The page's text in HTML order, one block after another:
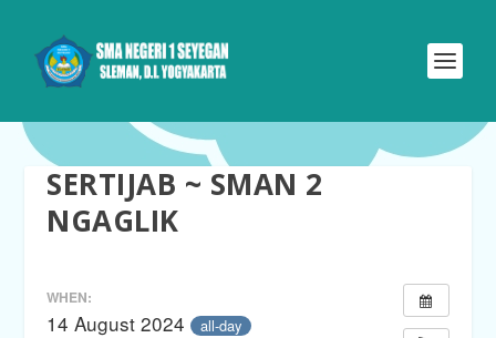
SERTIJAB ~ SMAN 2
NGAGLIK
WHEN:
14 August 2024 all-day